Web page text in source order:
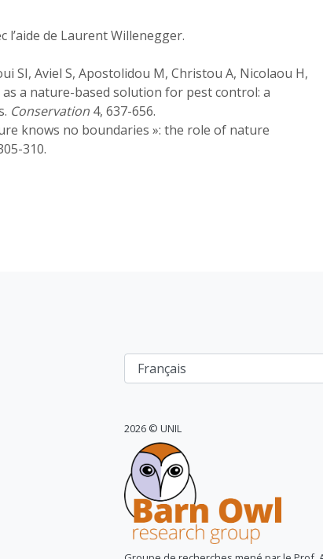
l’aide de Laurent Willenegger.
SI, Aviel S, Apostolidou M, Christou A, Nicolaou H,
as a nature-based solution for pest control: a
Conservation 4, 637-656.
knows no boundaries »: the role of nature
310.
2026 © UNIL